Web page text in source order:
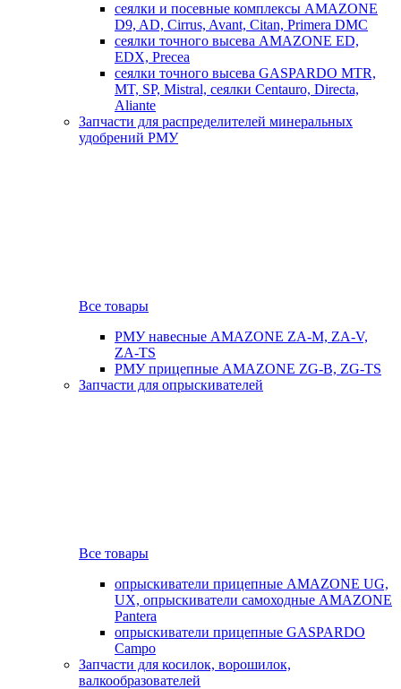
сеялки и посевные комплексы AMAZONE
D9, AD, Cirrus, Avant, Citan, Primera DMC
сеялки точного высева AMAZONE ED,
EDX, Precea
сеялки точного высева GASPARDO MTR,
MT, SP, Mistral, сеялки Centauro, Directa,
Aliante
Запчасти для распределителей минеральных
удобрений РМУ
Все товары
РМУ навесные AMAZONE ZA-M, ZA-V,
ZA-TS
РМУ прицепные AMAZONE ZG-B, ZG-TS
Запчасти для опрыскивателей
Все товары
опрыскиватели прицепные AMAZONE UG,
UX, опрыскиватели самоходные AMAZONE
Pantera
опрыскиватели прицепные GASPARDO
Campo
Запчасти для косилок, ворошилок,
валкообразователей